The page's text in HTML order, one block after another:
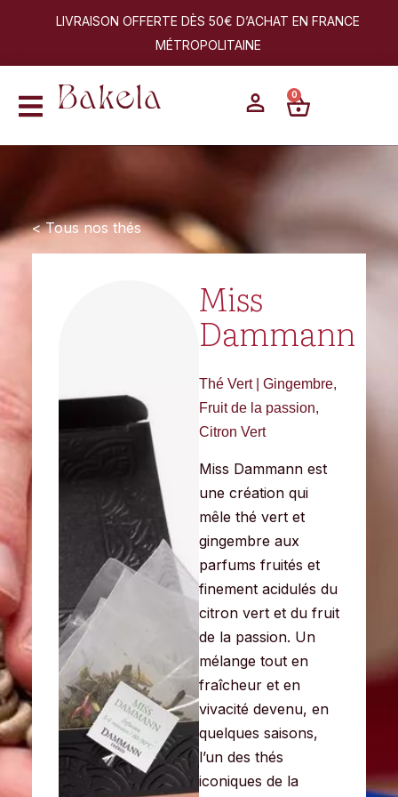
LIVRAISON OFFERTE DÈS 50€ D’ACHAT EN FRANCE
MÉTROPOLITAINE
0
< Tous nos thés
Miss
Dammann
Thé Vert | Gingembre,
Fruit de la passion,
Citron Vert
Miss Dammann est
une création qui
mêle thé vert et
gingembre aux
parfums fruités et
finement acidulés du
citron vert et du fruit
de la passion. Un
mélange tout en
fraîcheur et en
vivacité devenu, en
quelques saisons,
l’un des thés
iconiques de la